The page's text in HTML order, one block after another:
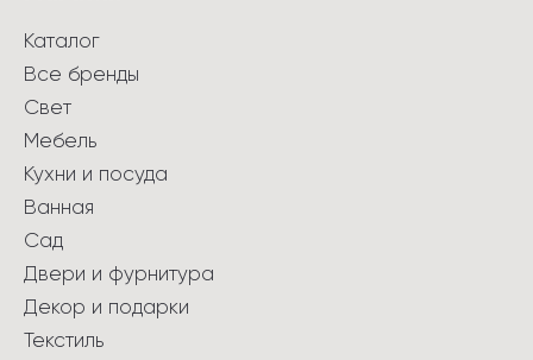
Каталог
Все бренды
Свет
Мебель
Кухни и посуда
Ванная
Сад
Двери и фурнитура
Декор и подарки
Текстиль